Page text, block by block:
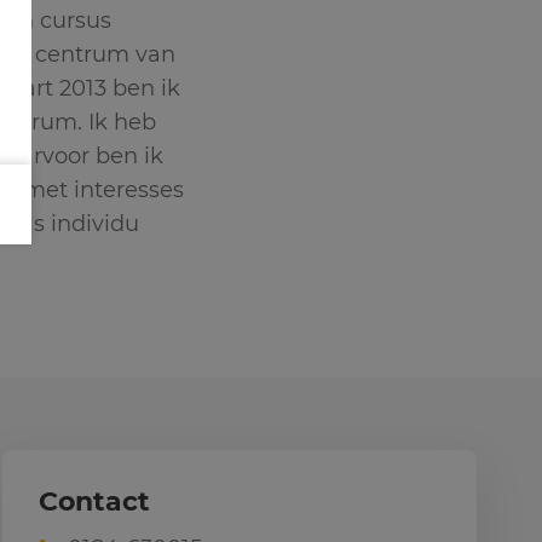
cursus
centrum van
2013 ben ik
Ik heb
ben ik
met interesses
als individu
Contact